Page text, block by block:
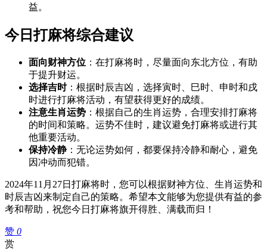
益。
今日打麻将综合建议
面向财神方位 ：在打麻将时，尽量面向东北方位，有助
于提升财运。
选择吉时：根据时辰吉凶，选择寅时、巳时、申时和戌
时进行打麻将活动，有望获得更好的成绩。
注意生肖运势 ：根据自己的生肖运势，合理安排打麻将
的时间和策略。运势不佳时，建议避免打麻将或进行其
他重要活动。
保持冷静：无论运势如何，都要保持冷静和耐心，避免
因冲动而犯错。
2024年11月27日打麻将时，您可以根据财神方位、生肖运势和
时辰吉凶来制定自己的策略。希望本文能够为您提供有益的参
考和帮助，祝您今日打麻将旗开得胜、满载而归！
赞 0
赏